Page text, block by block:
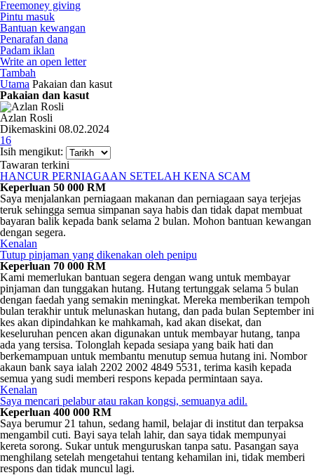
Freemoney giving
Pintu masuk
Bantuan kewangan
Penarafan dana
Padam iklan
Write an open letter
Tambah
Utama Pakaian dan kasut
Pakaian dan kasut
Azlan Rosli
Dikemaskini 08.02.2024
16
Isih mengikut:
Tawaran terkini
HANCUR PERNIAGAAN SETELAH KENA SCAM
Keperluan 50 000 RM
Saya menjalankan perniagaan makanan dan perniagaan saya terjejas
teruk sehingga semua simpanan saya habis dan tidak dapat membuat
bayaran balik kepada bank selama 2 bulan. Mohon bantuan kewangan
dengan segera.
Kenalan
Tutup pinjaman yang dikenakan oleh penipu
Keperluan 70 000 RM
Kami memerlukan bantuan segera dengan wang untuk membayar
pinjaman dan tunggakan hutang. Hutang tertunggak selama 5 bulan
dengan faedah yang semakin meningkat. Mereka memberikan tempoh
bulan terakhir untuk melunaskan hutang, dan pada bulan September ini
kes akan dipindahkan ke mahkamah, kad akan disekat, dan
keseluruhan pencen akan digunakan untuk membayar hutang, tanpa
ada yang tersisa. Tolonglah kepada sesiapa yang baik hati dan
berkemampuan untuk membantu menutup semua hutang ini. Nombor
akaun bank saya ialah 2202 2002 4849 5531, terima kasih kepada
semua yang sudi memberi respons kepada permintaan saya.
Kenalan
Saya mencari pelabur atau rakan kongsi, semuanya adil.
Keperluan 400 000 RM
Saya berumur 21 tahun, sedang hamil, belajar di institut dan terpaksa
mengambil cuti. Bayi saya telah lahir, dan saya tidak mempunyai
kereta sorong. Sukar untuk menguruskan tanpa satu. Pasangan saya
menghilang setelah mengetahui tentang kehamilan ini, tidak memberi
respons dan tidak muncul lagi.